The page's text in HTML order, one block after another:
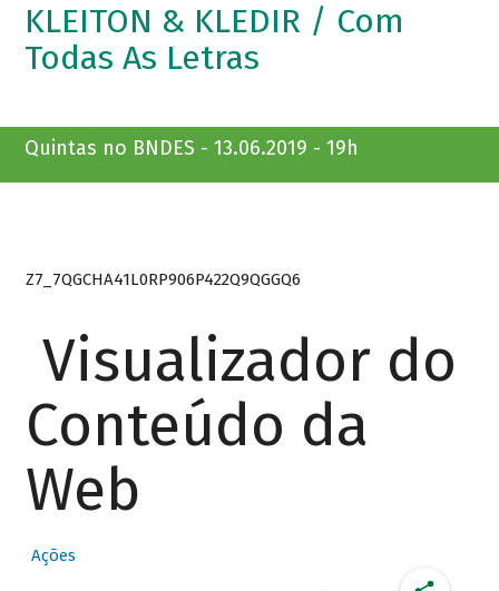
KLEITON & KLEDIR / Com
Todas As Letras
Quintas no BNDES - 13.06.2019 - 19h
Z7_7QGCHA41L0RP906P422Q9QGGQ6
Visualizador do
Conteúdo da
Web
Ações